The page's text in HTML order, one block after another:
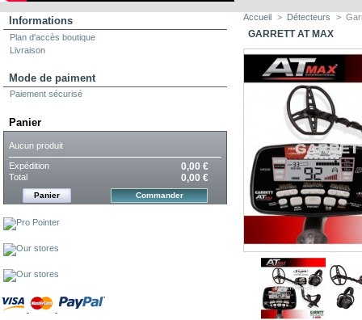
Informations
Plan d'accès boutique
Livraison
Mode de paiment
Paiement sécurisé
Panier
Aucun produit
Expédition 0,00 €
Total 0,00 €
Panier Commander
Accueil > Détecteurs >
GARRETT AT MAX